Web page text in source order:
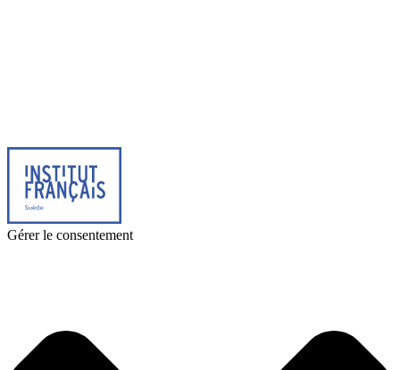
Gérer le consentement